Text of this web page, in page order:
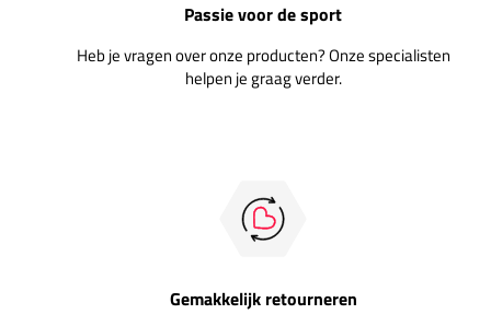
Passie voor de sport
Heb je vragen over onze producten? Onze specialisten
helpen je graag verder.
Gemakkelijk retourneren